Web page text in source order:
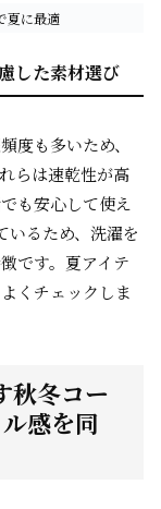
夏に最適
した素材選び
度も多いため、
らは速乾性が高
も安心して使え
いるため、洗濯を
です。夏アイテ
くチェックしま
秋冬コー
感を同